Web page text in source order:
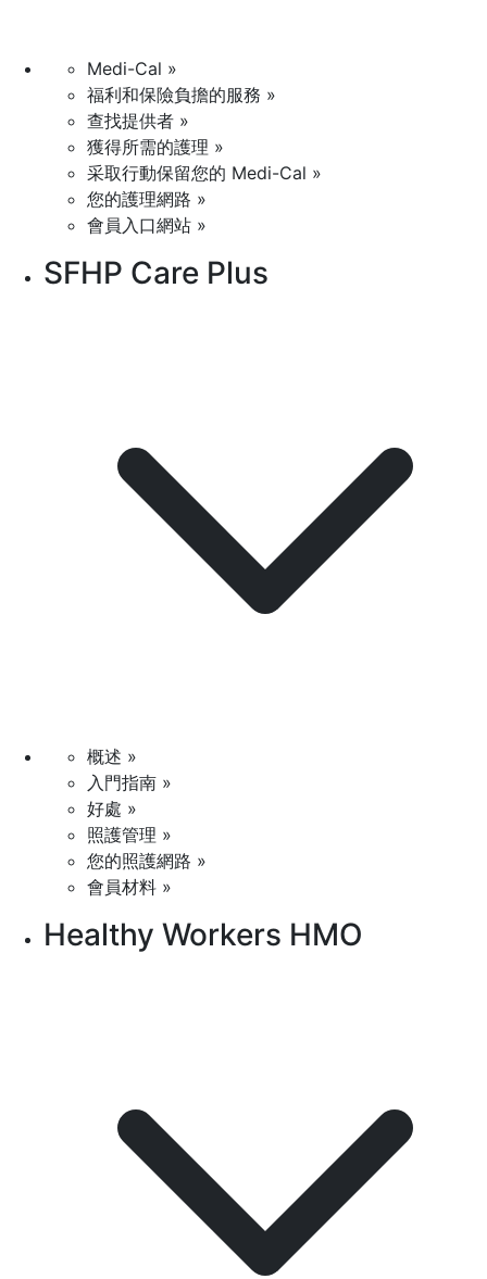
Medi-Cal »
福利和保險負擔的服務 »
查找提供者 »
獲得所需的護理 »
采取行動保留您的 Medi-Cal »
您的護理網路 »
會員入口網站 »
SFHP Care Plus
概述 »
入門指南 »
好處 »
照護管理 »
您的照護網路 »
會員材料 »
Healthy Workers HMO